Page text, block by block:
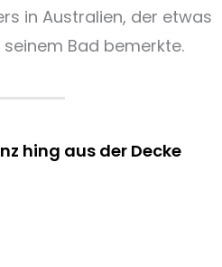
in Australien, der etwas
Bad bemerkte.
hing aus der Decke